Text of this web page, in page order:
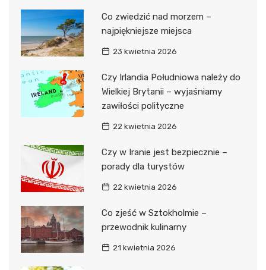
Co zwiedzić nad morzem –
najpiękniejsze miejsca
23 kwietnia 2026
Czy Irlandia Południowa należy do
Wielkiej Brytanii – wyjaśniamy
zawiłości polityczne
22 kwietnia 2026
Czy w Iranie jest bezpiecznie –
porady dla turystów
22 kwietnia 2026
Co zjeść w Sztokholmie –
przewodnik kulinarny
21 kwietnia 2026